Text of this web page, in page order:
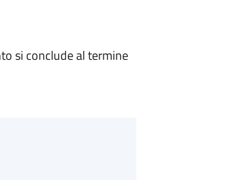
si conclude al termine